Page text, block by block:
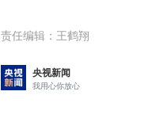
责任编辑： 王鹤翔
央视新闻
我用心你放心